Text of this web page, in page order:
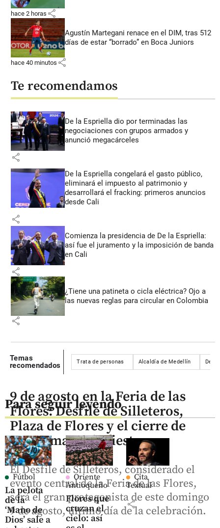
hace 2 horas share
Agustín Martegani renace en el DIM, tras 512
días de estar “borrado” en Boca Juniors
hace 40 minutos share
Te recomendamos
De la Espriella dio por terminadas las
negociaciones con grupos armados y
anunció megacárceles
share
De la Espriella congelará el gasto público,
eliminará el impuesto al patrimonio y
desarrollará el fracking: primeros anuncios
desde Cali
share
Comienza la presidencia de De la Espriella:
así fue el juramento y la imposición de banda
en Cali
share
¿Tiene una patineta o cicla eléctrica? Ojo a
las nuevas reglas para circular en Colombia
share
Temas
recomendados
Trata de personas Alcaldía de Medellín
Para seguir leyendo
Fútbol
La pelota
de la
‘Mano de
Dios’ sale a
Oriente
Antioqueño
Flores que
cruzan el
cielo: así
Cita
Textual
share
9 de agosto en la Feria de las
Flores: Desfile de Silleteros,
Plaza de Flores y el cierre de
una semana de fiesta
El Desfile de Silleteros, considerado el
evento central de la Feria de las Flores,
será el gran protagonista de este domingo
9 de agosto, último día de la celebración.